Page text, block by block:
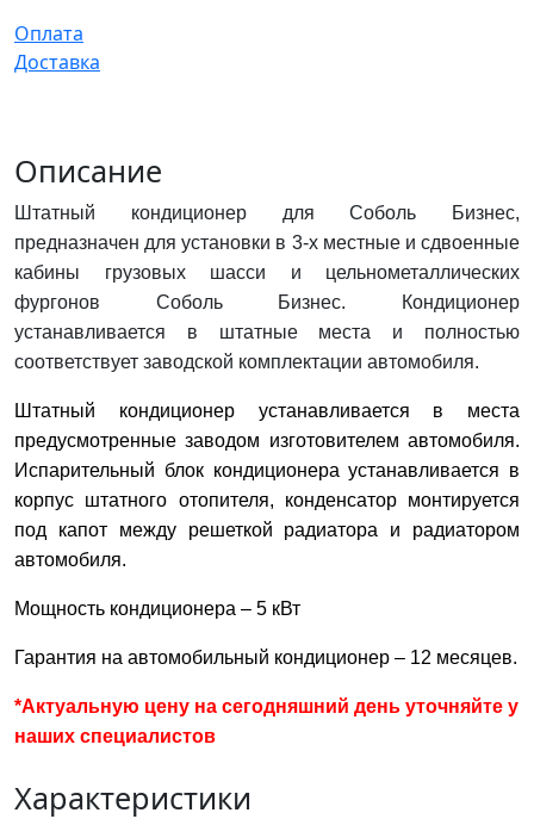
Оплата
Доставка
Описание
Штатный кондиционер для Соболь Бизнес,
предназначен для установки в 3-х местные и сдвоенные
кабины грузовых шасси и цельнометаллических
фургонов Соболь Бизнес. Кондиционер
устанавливается в штатные места и полностью
соответствует заводской комплектации автомобиля.
Штатный кондиционер устанавливается в места
предусмотренные заводом изготовителем автомобиля.
Испарительный блок кондиционера устанавливается в
корпус штатного отопителя, конденсатор монтируется
под капот между решеткой радиатора и радиатором
автомобиля.
Мощность кондиционера – 5 кВт
Гарантия на автомобильный кондиционер – 12 месяцев.
*Актуальную цену на сегодняшний день уточняйте у
наших специалистов
Характеристики